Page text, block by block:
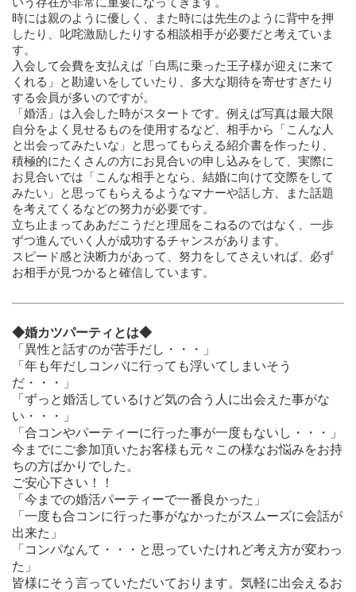
時には親のように優しく、また時には先生のように背中を押
したり、叱咤激励したりする相談相手が必要だと考えていま
す。
入会して会費を支払えば「白馬に乗った王子様が迎えに来て
くれる」と勘違いをしていたり、多大な期待を寄せすぎたり
する会員が多いのですが。
「婚活」は入会した時がスタートです。例えば写真は最大限
自分をよく見せるものを使用するなど、相手から「こんな人
と出会ってみたいな」と思ってもらえる紹介書を作ったり、
積極的にたくさんの方にお見合いの申し込みをして、実際に
お見合いでは「こんな相手となら、結婚に向けて交際をして
みたい」と思ってもらえるようなマナーや話し方、また話題
を考えてくるなどの努力が必要です。
立ち止まってああだこうだと理屈をこねるのではなく、一歩
ずつ進んでいく人が成功するチャンスがあります。
スピード感と決断力があって、努力をしてさえいれば、必ず
お相手が見つかると確信しています。
◆婚カツパーティとは◆
「異性と話すのが苦手だし・・・」
「年も年だしコンパに行っても浮いてしまいそう
だ・・・」
「ずっと婚活しているけど気の合う人に出会えた事がな
い・・・」
「合コンやパーティーに行った事が一度もないし・・・」
今までにご参加頂いたお客様も元々この様なお悩みをお持
ちの方ばかりでした。
ご安心下さい！！
「今までの婚活パーティーで一番良かった」
「一度も合コンに行った事がなかったがスムーズに会話が
出来た」
「コンパなんて・・・と思っていたけれど考え方が変わっ
た」
皆様にそう言っていただいております。気軽に出会えるお